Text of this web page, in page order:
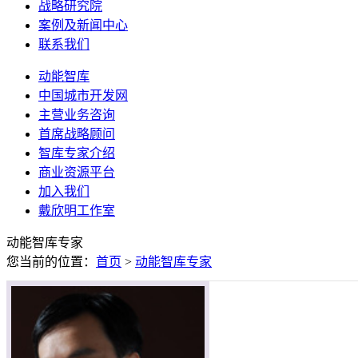
战略研究院
案例及新闻中心
联系我们
动能智库
中国城市开发网
主营业务咨询
首席战略顾问
智库专家介绍
商业资源平台
加入我们
戴欣明工作室
动能智库专家
您当前的位置： 首页 > 动能智库专家